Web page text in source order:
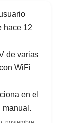
hace 12
de varias
WiFi
en el
manual.